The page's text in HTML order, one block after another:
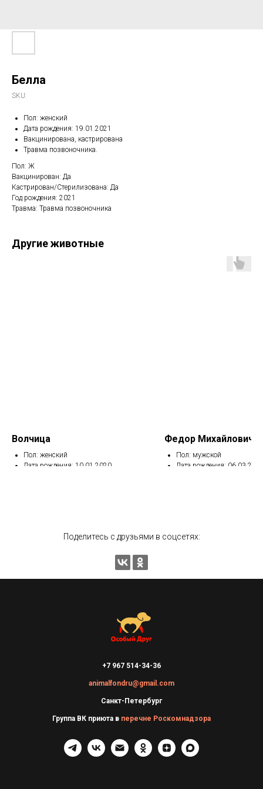
Белла
SKU:
Пол: женский
Дата рождения: 19.01.2021
Вакцинирована, кастрирована
Травма позвоночника.
Пол: Ж
Вакцинирован: Да
Кастрирован/Стерилизована: Да
Год рождения: 2021
Травма: Травма позвоночника
Другие животные
Волчица
Пол: женский
Дата рождения: 10.01.2020
Федор Михайлович
Пол: мужской
Дата рождения:
Поделитесь с друзьями в соцсетях:
+7 967 514-34-36
animalfondru@gmail.com
Санкт-Петербург
Группа ВК приюта в перечне Роскомнадзора